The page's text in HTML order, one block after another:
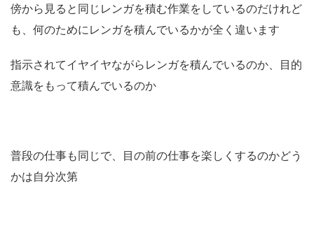
傍から見ると同じレンガを積む作業をしているのだけれど
も、何のためにレンガを積んでいるかが全く違います
指示されてイヤイヤながらレンガを積んでいるのか、目的
意識をもって積んでいるのか
普段の仕事も同じで、目の前の仕事を楽しくするのかどう
かは自分次第